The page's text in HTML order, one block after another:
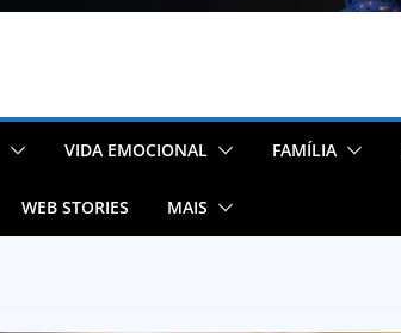
VIDA EMOCIONAL FAMÍLIA
WEB STORIES MAIS